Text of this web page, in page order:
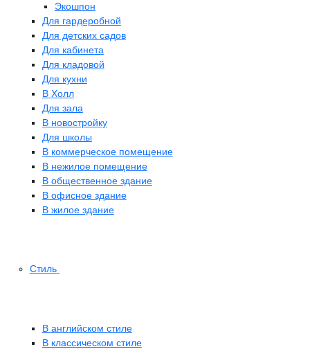
Экошпон
Для гардеробной
Для детских садов
Для кабинета
Для кладовой
Для кухни
В Холл
Для зала
В новостройку
Для школы
В коммерческое помещение
В нежилое помещение
В общественное здание
В офисное здание
В жилое здание
Стиль
В английском стиле
В классическом стиле